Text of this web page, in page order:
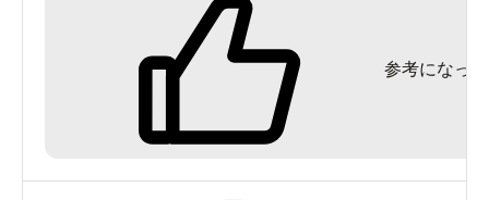
参考になった